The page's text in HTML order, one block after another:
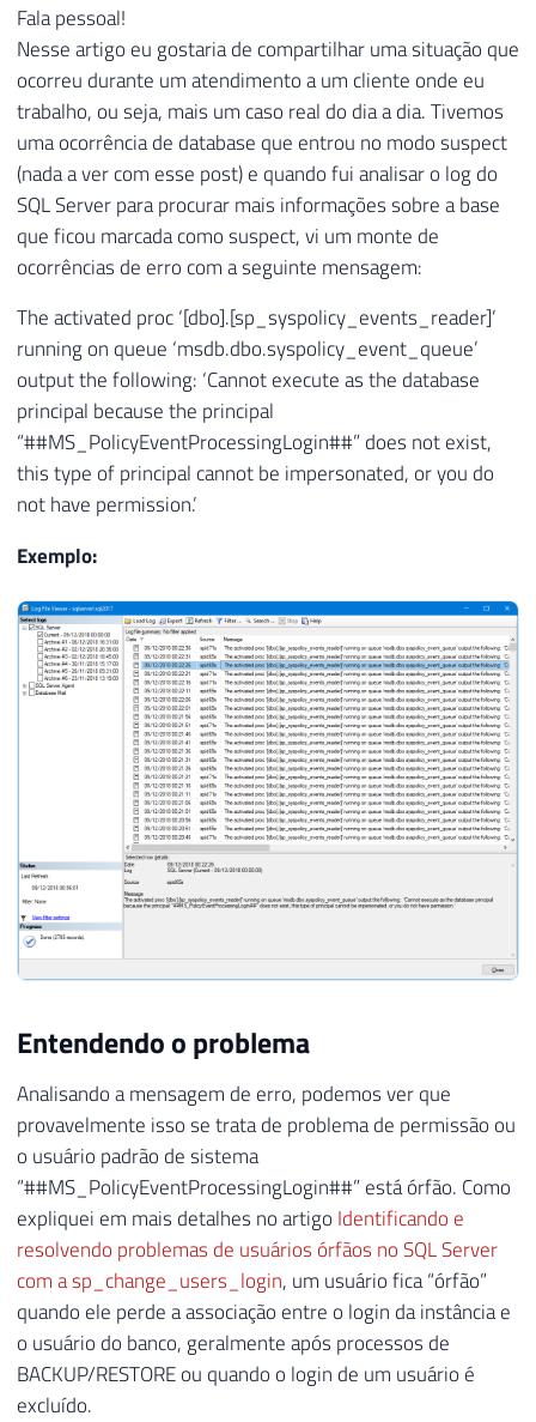
Fala pessoal!
Nesse artigo eu gostaria de compartilhar uma situação que
ocorreu durante um atendimento a um cliente onde eu
trabalho, ou seja, mais um caso real do dia a dia. Tivemos
uma ocorrência de database que entrou no modo suspect
(nada a ver com esse post) e quando fui analisar o log do
SQL Server para procurar mais informações sobre a base
que ficou marcada como suspect, vi um monte de
ocorrências de erro com a seguinte mensagem:
The activated proc ‘[dbo].[sp_syspolicy_events_reader]’
running on queue ‘msdb.dbo.syspolicy_event_queue’
output the following: ‘Cannot execute as the database
principal because the principal
“##MS_PolicyEventProcessingLogin##” does not exist,
this type of principal cannot be impersonated, or you do
not have permission.’
Exemplo:
Entendendo o problema
Analisando a mensagem de erro, podemos ver que
provavelmente isso se trata de problema de permissão ou
o usuário padrão de sistema
“##MS_PolicyEventProcessingLogin##” está órfão. Como
expliquei em mais detalhes no artigo Identificando e
resolvendo problemas de usuários órfãos no SQL Server
com a sp_change_users_login, um usuário fica “órfão”
quando ele perde a associação entre o login da instância e
o usuário do banco, geralmente após processos de
BACKUP/RESTORE ou quando o login de um usuário é
excluído.